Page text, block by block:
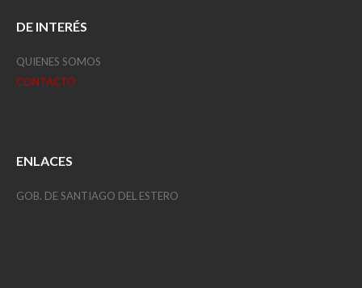
DE INTERÉS
QUIENES SOMOS
CONTACTO
ENLACES
GOB. DE SANTIAGO DEL ESTERO